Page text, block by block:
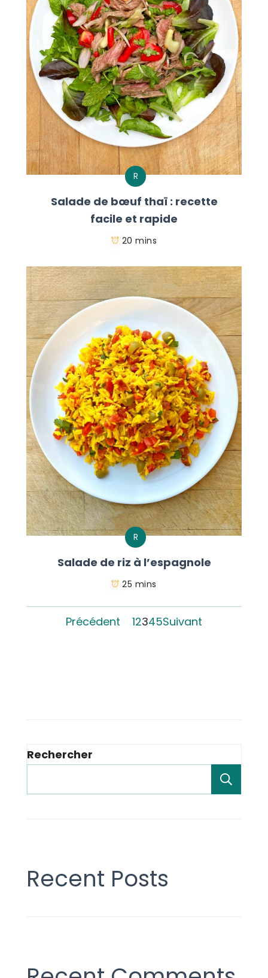
R
Salade de bœuf thaï : recette
facile et rapide
20 mins
R
Salade de riz à l’espagnole
25 mins
Précédent 12345Suivant
Rechercher
Recent Posts